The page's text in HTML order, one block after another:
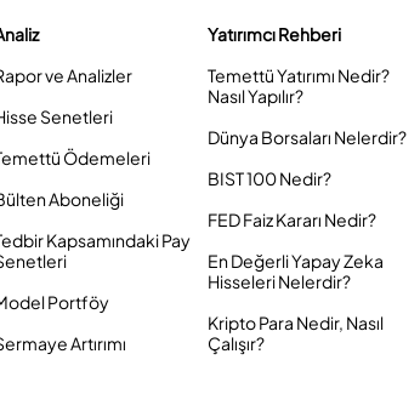
ve Analizler
Senetleri
Ödemeleri
Aboneliği
Kapsamındaki Pay
Portföy
Artırımı
Yatırımcı Rehberi
Temettü Yatırımı Nedir?
Nasıl Yapılır?
Dünya Borsaları Nelerdir?
BIST 100 Nedir?
FED Faiz Kararı Nedir?
En Değerli Yapay Zeka
Hisseleri Nelerdir?
Kripto Para Nedir, Nasıl
Çalışır?